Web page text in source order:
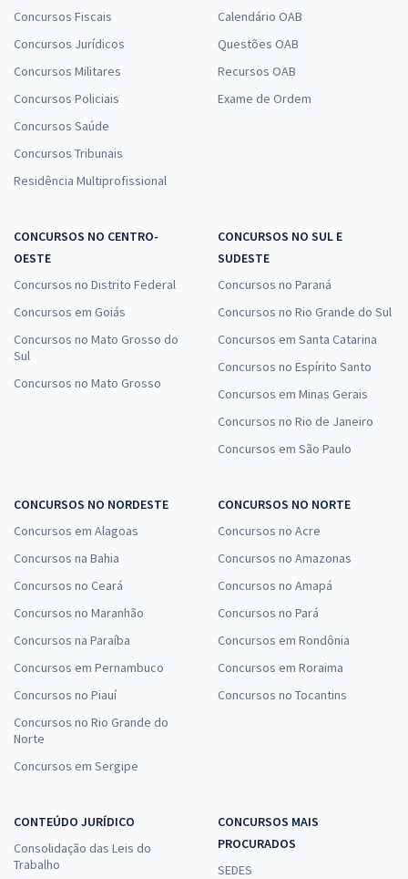
Trabalho Substituto (Pré-Edital)
Economize R$ 179,78 (-20%)
TRT 2ª Região (SP) - Tribunal Regional do Trabalho - M13 - Analista
Judiciário - Área Apoio Especializado - Especialidade Tecnologia da
Informação (Pré-Edital)
à vista
ou 12x de
Concursos Fiscais
Concursos Jurídicos
Concursos Militares
Concursos Policiais
Concursos Saúde
Concursos Tribunais
Residência Multiprofissional
Calendário OAB
Questões OAB
Recursos OAB
Exame de Ordem
CONCURSOS NO CENTRO-
OESTE
Concursos no Distrito Federal
Concursos em Goiás
Concursos no Mato Grosso do
Sul
Concursos no Mato Grosso
CONCURSOS NO SUL E
SUDESTE
Concursos no Paraná
Concursos no Rio Grande do Sul
Concursos em Santa Catarina
Concursos no Espírito Santo
Concursos em Minas Gerais
Concursos no Rio de Janeiro
Concursos em São Paulo
CONCURSOS NO NORDESTE
Concursos em Alagoas
Concursos na Bahia
Concursos no Ceará
Concursos no Maranhão
Concursos na Paraíba
Concursos em Pernambuco
Concursos no Piauí
Concursos no Rio Grande do
Norte
Concursos em Sergipe
CONCURSOS NO NORTE
Concursos no Acre
Concursos no Amazonas
Concursos no Amapá
Concursos no Pará
Concursos em Rondônia
Concursos em Roraima
Concursos no Tocantins
CONTEÚDO JURÍDICO
Consolidação das Leis do
Trabalho
CONCURSOS MAIS
PROCURADOS
SEDES